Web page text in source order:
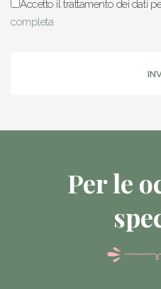
Accetto il trattamento dei dati
completa
Per le